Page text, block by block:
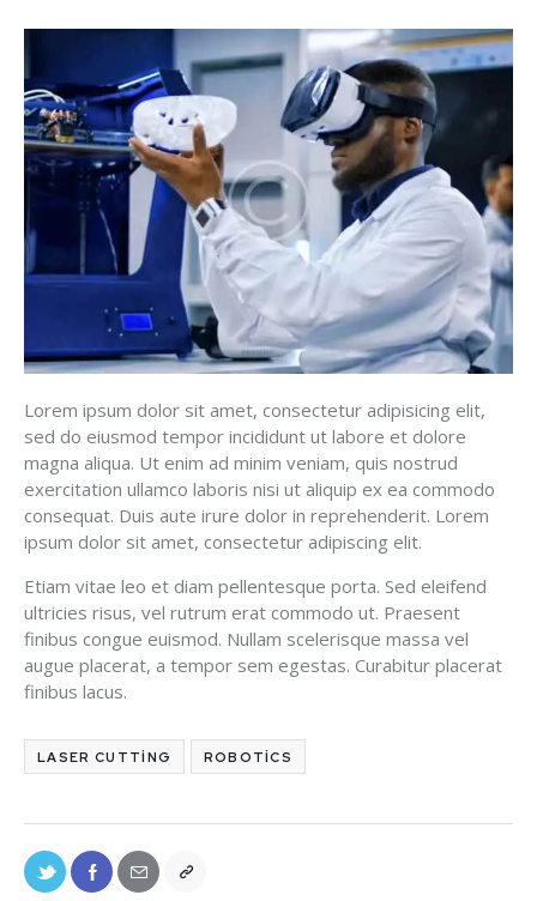
Lorem ipsum dolor sit amet, consectetur adipisicing elit,
sed do eiusmod tempor incididunt ut labore et dolore
magna aliqua. Ut enim ad minim veniam, quis nostrud
exercitation ullamco laboris nisi ut aliquip ex ea commodo
consequat. Duis aute irure dolor in reprehenderit. Lorem
ipsum dolor sit amet, consectetur adipiscing elit.
Etiam vitae leo et diam pellentesque porta. Sed eleifend
ultricies risus, vel rutrum erat commodo ut. Praesent
finibus congue euismod. Nullam scelerisque massa vel
augue placerat, a tempor sem egestas. Curabitur placerat
finibus lacus.
LASER CUTTING ROBOTICS